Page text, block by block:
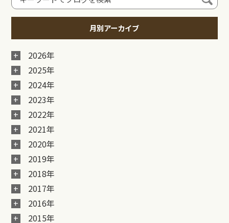
月別アーカイブ
2026年
2025年
2024年
2023年
2022年
2021年
2020年
2019年
2018年
2017年
2016年
2015年